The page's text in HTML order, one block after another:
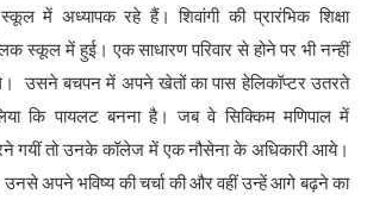
में अध्यापक रहे हैं। शिवांगी की प्रारंभिक शिक्षा
स्कूल में हुई। एक साधारण परिवार से होने पर भी नन्हीं
उसने बचपन में अपने खेतों का पास हेलिकॉप्टर उतरते
कि पायलट बनना है। जब वे सिक्किम मणिपाल में
गयीं तो उनके कॉलेज में एक नौसेना के अधिकारी आये।
उनसे अपने भविष्य की चर्चा की और वहीं उन्हें आगे बढ़ने का